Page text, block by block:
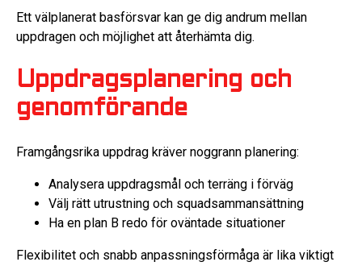
Ett välplanerat basförsvar kan ge dig andrum mellan
uppdragen och möjlighet att återhämta dig.
Uppdragsplanering och
genomförande
Framgångsrika uppdrag kräver noggrann planering:
Analysera uppdragsmål och terräng i förväg
Välj rätt utrustning och squadsammansättning
Ha en plan B redo för oväntade situationer
Flexibilitet och snabb anpassningsförmåga är lika viktigt